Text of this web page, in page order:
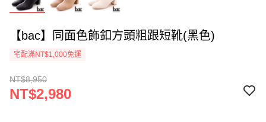
【bac】同面色飾釦方頭粗跟短靴(黑色)
宅配滿NT$1,000免運
NT$8,950
NT$2,980